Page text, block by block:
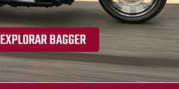
EXPLORAR BAGGER